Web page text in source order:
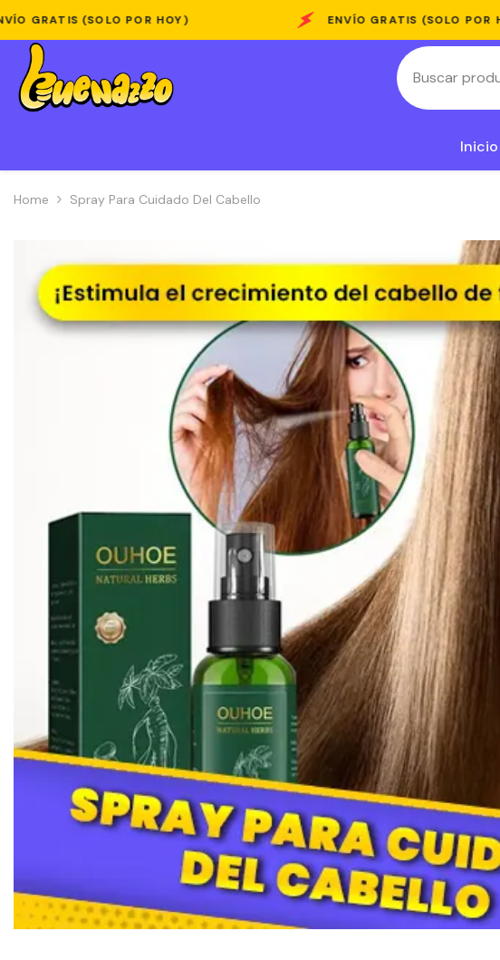
Skip To Content
POR HOY) ENVÍO GRATIS (SOLO POR HOY)
Inicio
Home Spray Para Cuidado Del Cabello